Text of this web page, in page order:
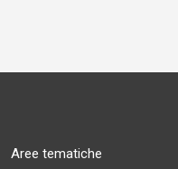
Aree tematiche